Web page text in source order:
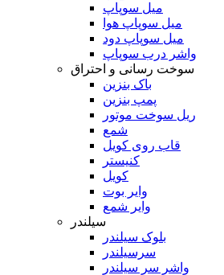
میل سوپاپ
میل سوپاپ هوا
میل سوپاپ دود
واشر درب سوپاپ
سوخت رسانی و احتراق
باک بنزین
پمپ بنزین
ریل سوخت موتور
شمع
قاب روی کویل
کنیستر
کویل
وایر بوت
وایر شمع
سیلندر
بلوک سیلندر
سرسیلندر
واشر سر سیلندر